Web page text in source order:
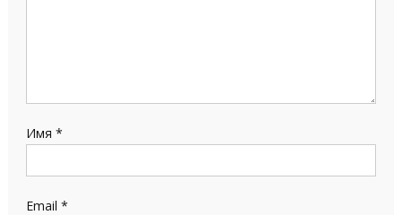
Имя *
Email *